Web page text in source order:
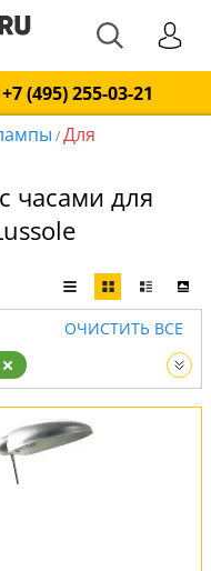
+7 (495) 255-03-21
/Для
часами для
ОЧИСТИТЬ ВСЕ